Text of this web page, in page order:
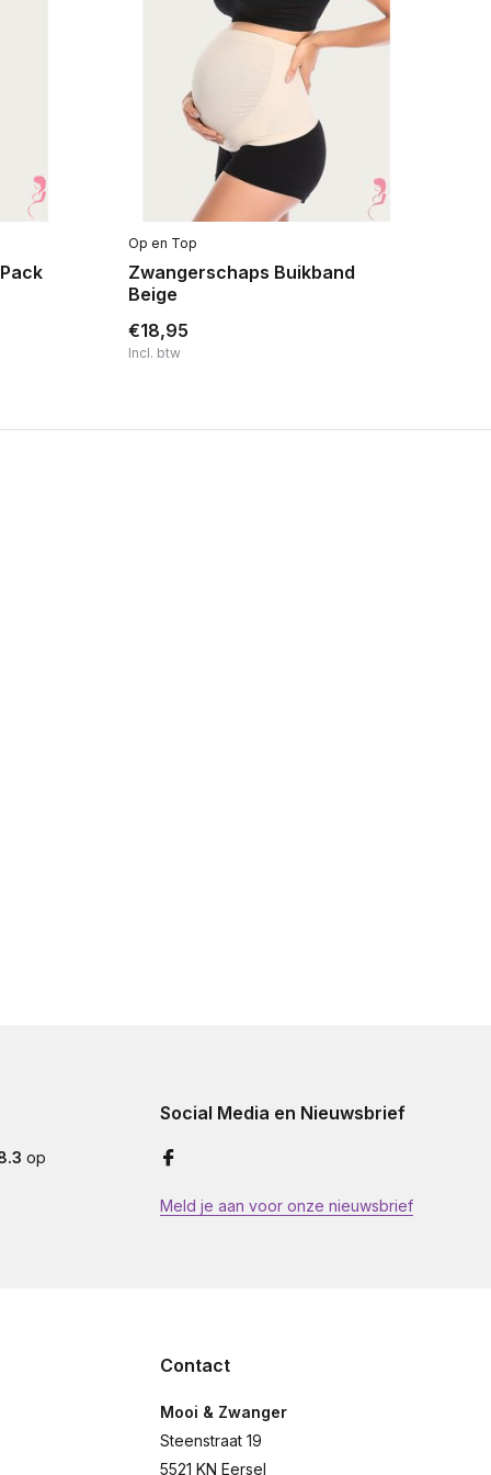
Op en Top
Zwangerschaps Buikband
Beige
€18,95
Incl. btw
op
Social Media en Nieuwsbrief
Meld je aan voor onze nieuwsbrief
Contact
Mooi & Zwanger
Steenstraat 19
5521 KN Eersel